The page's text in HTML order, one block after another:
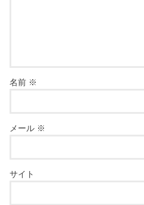
名前 ※
メール ※
サイト